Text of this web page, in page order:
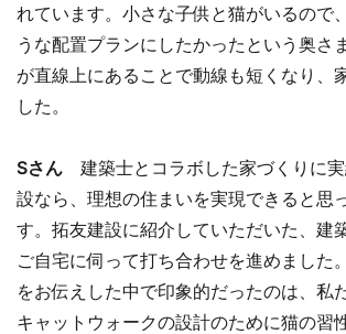
れています。小さな子供と猫がいるので
うな配置プランにしたかったという奥さ
が直線上にあることで動線も短くなり、
した。
Sさん 建築士とコラボした家づくりに
設なら、理想の住まいを実現できると思
す。拓友建設に紹介していただいた、建
ご自宅に伺って打ち合わせを進めました
をお伝えした中で印象的だったのは、私
キャットウォークの設計のために猫の習